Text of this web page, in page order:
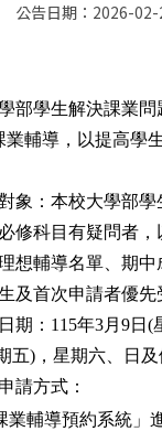
公告日期：2026-
部學生解決課業問
業輔導，以提高學
象：本校大學部學
修科目有疑問者
想輔導名單、期
及首次申請者優先
期： 115年3月 9日 (
五) ，星期六、日及
請方式：
業輔導預約系統」